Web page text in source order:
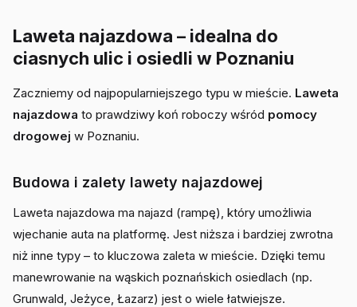
Laweta najazdowa – idealna do
ciasnych ulic i osiedli w Poznaniu
Zaczniemy od najpopularniejszego typu w mieście. Laweta
najazdowa to prawdziwy koń roboczy wśród pomocy
drogowej w Poznaniu.
Budowa i zalety lawety najazdowej
Laweta najazdowa ma najazd (rampę), który umożliwia
wjechanie auta na platformę. Jest niższa i bardziej zwrotna
niż inne typy – to kluczowa zaleta w mieście. Dzięki temu
manewrowanie na wąskich poznańskich osiedlach (np.
Grunwald, Jeżyce, Łazarz) jest o wiele łatwiejsze.